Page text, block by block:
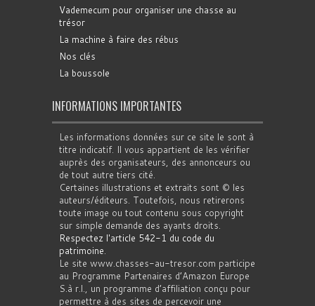
Vademecum pour organiser une chasse au
trésor
La machine à faire des rébus
Nos clés
La boussole
INFORMATIONS IMPORTANTES
Les informations données sur ce site le sont à
titre indicatif. Il vous appartient de les vérifier
auprès des organisateurs, des annonceurs ou
de tout autre tiers cité.
Certaines illustrations et extraits sont © les
auteurs/éditeurs. Toutefois, nous retirerons
toute image ou tout contenu sous copyright
sur simple demande des ayants droits.
Respectez l'article 542-1 du code du
patrimoine.
Le site www.chasses-au-tresor.com participe
au Programme Partenaires d’Amazon Europe
S.à r.l., un programme d’affiliation conçu pour
permettre à des sites de percevoir une